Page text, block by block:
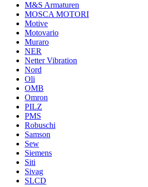
M&S Armaturen
MOSCA MOTORI
Motive
Motovario
Muraro
NER
Netter Vibration
Nord
Oli
OMB
Omron
PILZ
PMS
Robuschi
Samson
Sew
Siemens
Siti
Sivag
SLCD